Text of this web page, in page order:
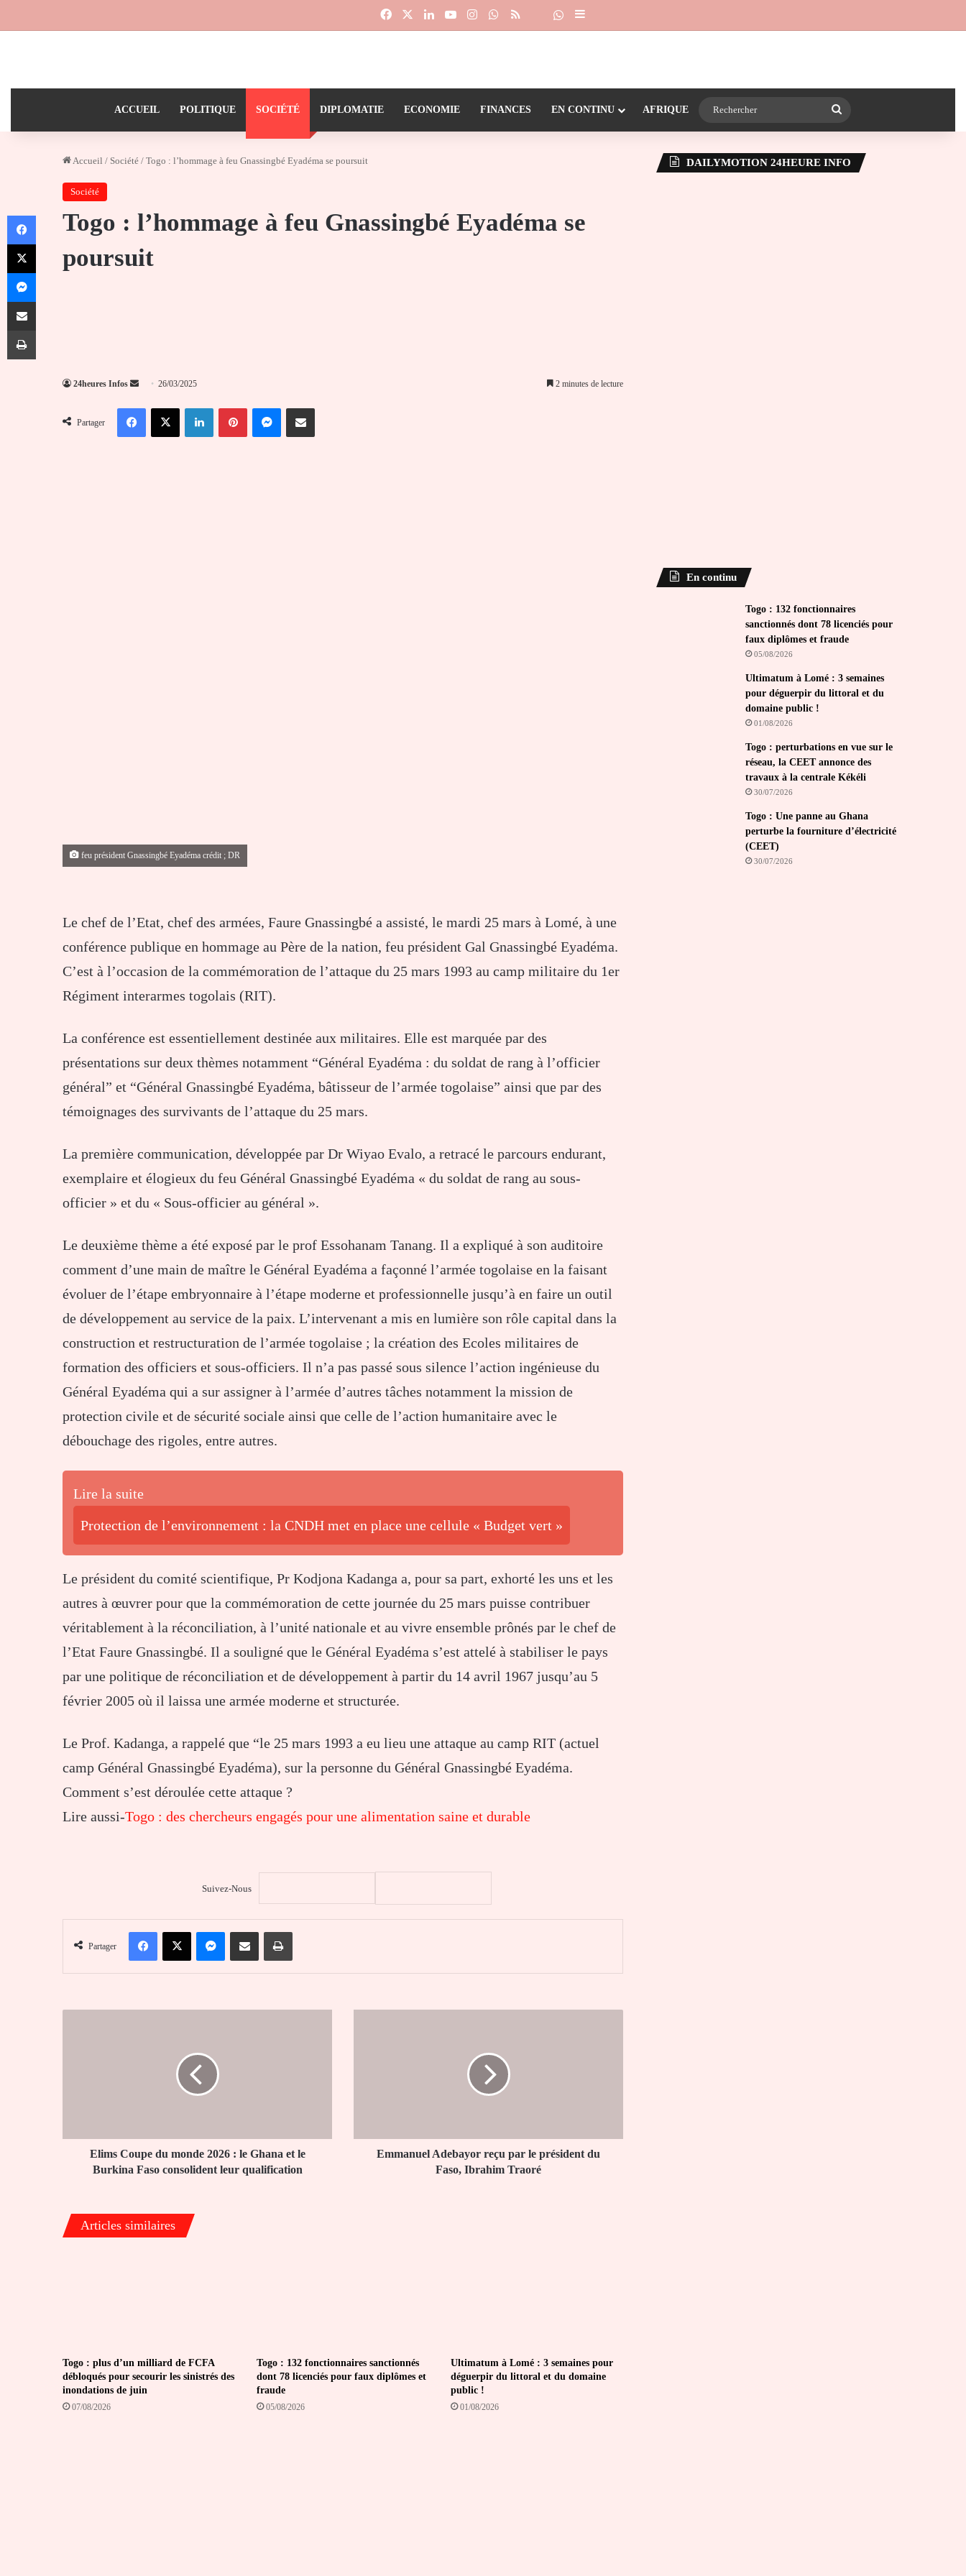
FacebookLinkedinYouTubeInstagramWhatsApp
RSS Dailymotion
Suivre la chaîne 24heureinfo sur WhatsApp
Sidebar (barre latérale)
ACCUEIL POLITIQUE SOCIÉTÉ DIPLOMATIE ECONOMIE FINANCES EN CONTINU AFRIQUE
Accueil / Société / Togo : l’hommage à feu Gnassingbé Eyadéma se poursuit
Société
Togo : l’hommage à feu Gnassingbé Eyadéma se
poursuit
24heures Infos
Envoyer
courriel
26/03/2025 2 minutes de lecture
Partager
FacebookX LinkedinPinterestMessengerPartager par email
feu président Gnassingbé Eyadéma crédit ; DR
Le chef de l’Etat, chef des armées, Faure Gnassingbé a assisté, le mardi 25 mars à Lomé, à une
conférence publique en hommage au Père de la nation, feu président Gal Gnassingbé Eyadéma.
C’est à l’occasion de la commémoration de l’attaque du 25 mars 1993 au camp militaire du 1er
Régiment interarmes togolais (RIT).
La conférence est essentiellement destinée aux militaires. Elle est marquée par des
présentations sur deux thèmes notamment “Général Eyadéma : du soldat de rang à l’officier
général” et “Général Gnassingbé Eyadéma, bâtisseur de l’armée togolaise” ainsi que par des
témoignages des survivants de l’attaque du 25 mars.
La première communication, développée par Dr Wiyao Evalo, a retracé le parcours endurant,
exemplaire et élogieux du feu Général Gnassingbé Eyadéma « du soldat de rang au sous-
officier » et du « Sous-officier au général ».
Le deuxième thème a été exposé par le prof Essohanam Tanang. Il a expliqué à son auditoire
comment d’une main de maître le Général Eyadéma a façonné l’armée togolaise en la faisant
évoluer de l’étape embryonnaire à l’étape moderne et professionnelle jusqu’à en faire un outil
de développement au service de la paix. L’intervenant a mis en lumière son rôle capital dans la
construction et restructuration de l’armée togolaise ; la création des Ecoles militaires de
formation des officiers et sous-officiers. Il n’a pas passé sous silence l’action ingénieuse du
Général Eyadéma qui a sur assigner à l’armée d’autres tâches notamment la mission de
protection civile et de sécurité sociale ainsi que celle de l’action humanitaire avec le
débouchage des rigoles, entre autres.
Lire la suite
Protection de l’environnement : la CNDH met en place une cellule « Budget vert »
Le président du comité scientifique, Pr Kodjona Kadanga a, pour sa part, exhorté les uns et les
autres à œuvrer pour que la commémoration de cette journée du 25 mars puisse contribuer
véritablement à la réconciliation, à l’unité nationale et au vivre ensemble prônés par le chef de
l’Etat Faure Gnassingbé. Il a souligné que le Général Eyadéma s’est attelé à stabiliser le pays
par une politique de réconciliation et de développement à partir du 14 avril 1967 jusqu’au 5
février 2005 où il laissa une armée moderne et structurée.
Le Prof. Kadanga, a rappelé que “le 25 mars 1993 a eu lieu une attaque au camp RIT (actuel
camp Général Gnassingbé Eyadéma), sur la personne du Général Gnassingbé Eyadéma.
Comment s’est déroulée cette attaque ?
Lire aussi-Togo : des chercheurs engagés pour une alimentation saine et durable
Suivez-Nous
Partager
FacebookX MessengerPartager par email Imprimer
et
Burkina
leur
qualification
Elims Coupe du monde 2026 : le Ghana et le
Burkina Faso consolident leur qualification
Ibrahim
TraoréEmmanuel Adebayor reçu par le président du
Faso, Ibrahim Traoré
Articles similaires
Togo : plus d’un milliard de FCFA
débloqués pour secourir les sinistrés des
inondations de juin
07/08/2026
Togo : 132 fonctionnaires sanctionnés
dont 78 licenciés pour faux diplômes et
fraude
05/08/2026
Ultimatum à Lomé : 3 semaines pour
déguerpir du littoral et du domaine
public !
01/08/2026
DAILYMOTION 24HEURE INFO
En continu
Togo : 132 fonctionnaires
sanctionnés dont 78 licenciés pour
faux diplômes et fraude
05/08/2026
Ultimatum à Lomé : 3 semaines
pour déguerpir du littoral et du
domaine public !
01/08/2026
Togo : perturbations en vue sur le
réseau, la CEET annonce des
travaux à la centrale Kékéli
30/07/2026
Togo : Une panne au Ghana
perturbe la fourniture d’électricité
(CEET)
30/07/2026
Facebook
X
Messenger
Partager par email